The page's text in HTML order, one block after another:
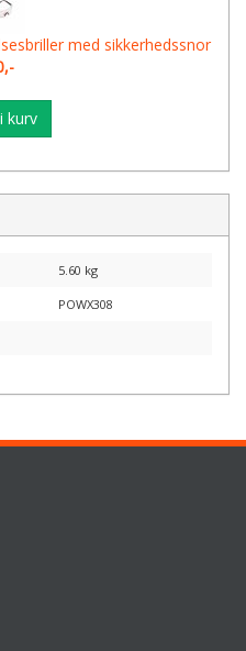
med sikkerhedssnor
kurv
5.60 kg
POWX308